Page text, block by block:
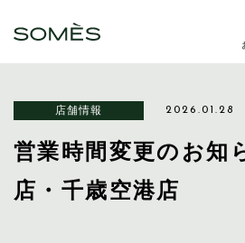
店舗情報 2026.01.28
営業時間変更のお知
店・千歳空港店